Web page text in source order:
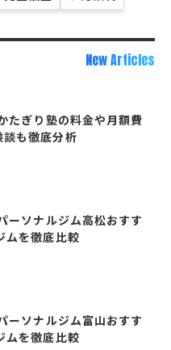
New Articles
たぎり塾の料金や月額費
も徹底分析
ーソナルジム高松おすす
ムを徹底比較
ーソナルジム富山おすす
ムを徹底比較